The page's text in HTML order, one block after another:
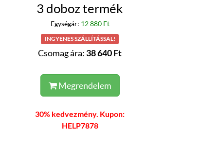
3 doboz termék
Egységár: 12 880 Ft
INGYENES SZÁLLÍTÁSSAL!
Csomag ára: 38 640 Ft
Megrendelem
30% kedvezmény. Kupon:
HELP7878